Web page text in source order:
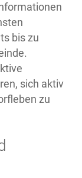
bis zu
sich aktiv
zu